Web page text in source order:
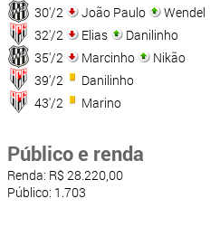
30'/2
João Paulo
Wendel
32'/2
Elias
Danilinho
35'/2
Marcinho
Nikão
39'/2
Danilinho
43'/2
Marino
Público e renda
Renda: R$ 28.220,00
Público: 1.703